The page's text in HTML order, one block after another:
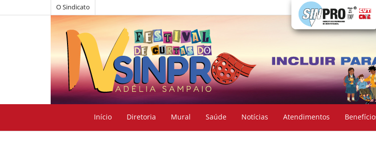
O Sindicato
Início Diretoria Mural Saúde Notícias Atendimentos